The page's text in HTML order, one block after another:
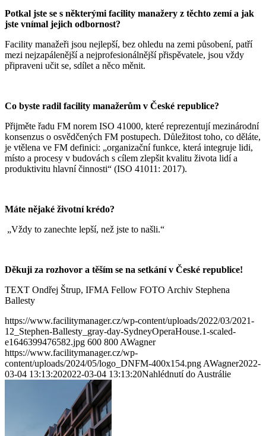
Potkal jste se s některými facility manažery z těchto zemí a jak
jste vnímal jejich odbornost?
Facility manažeři jsou nejlepší, bez ohledu na zemi působení, patří
mezi nejzapálenější a nejprofesionálnější přispěvatele, jsou vždy
připraveni učit se, sdílet a něco měnit.
Co byste radil facility manažerům v České republice?
Přijměte řadu FM norem ISO 41000, které reprezentují mezinárodní
konsenzus o osvědčených FM postupech. Důležitost toho, co děláte,
je vtělena ve FM definici: „organizační funkce, která integruje lidi,
místo a procesy v budovách s cílem zlepšit kvalitu života lidí a
produktivitu hlavní činnosti“ (ISO 41011: 2017).
Máte nějaké životní krédo?
„Vždy to zanechte lepší, než jste to našli.“
Děkuji za rozhovor a těším se na setkání v České republice!
TEXT Ondřej Štrup, IFMA Fellow FOTO Archiv Stephena
Ballesty
https://www.facilitymanager.cz/wp-content/uploads/2022/03/2021-
12_Stephen-Ballesty_gray-day-SydneyOperaHouse.1-scaled-
e1646399476582.jpg 600 800 AWagner
https://www.facilitymanager.cz/wp-
content/uploads/2024/05/logo_DNFM-400x154.png AWagner2022-
03-04 13:13:202022-03-04 13:13:20Nahlédnutí do Austrálie